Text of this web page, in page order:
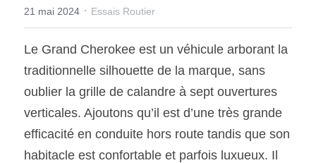
SOUMISSION RAPIDE
ASSURANCE
21 mai 2024 · Essais Routier
Le Grand Cherokee est un véhicule arborant la
traditionnelle silhouette de la marque, sans
oublier la grille de calandre à sept ouvertures
verticales. Ajoutons qu’il est d’une très grande
efficacité en conduite hors route tandis que son
habitacle est confortable et parfois luxueux. Il